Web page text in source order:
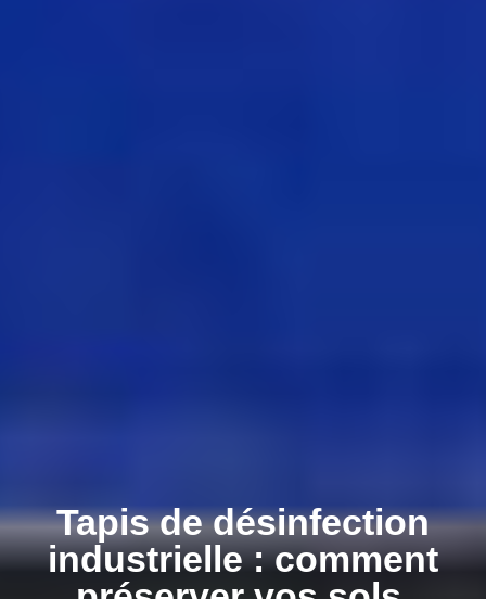
Tapis de désinfection
industrielle : comment